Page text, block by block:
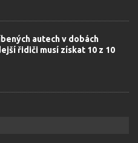
autech v dobách
řidiči musí získat 10 z 10